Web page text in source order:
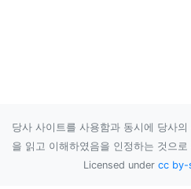
당사 사이트를 사용함과 동시에 당사의
을 읽고 이해하였음을 인정하는 것으로
Licensed under cc by-